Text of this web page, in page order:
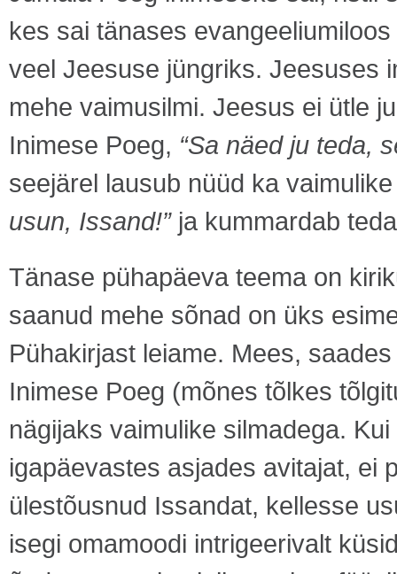
kes sai tänases
veel Jeesuse jüngriks. Jeesuses
mehe vaimusilmi. Jeesus ei ütle
Inimese Poeg, “Sa näed ju teda,
seejärel lausub nüüd ka
usun, Issand!”ja kummardab
Tänase pühapäeva teema on
saanud mehe sõnad on üks
Pühakirjast leiame. Mees,
Inimese Poeg (mõnes tõlkes
nägijaks vaimulike silmadega.
igapäevastes asjades avitajat, ei
ülestõusnud Issandat, kellesse
isegi omamoodi intrigeerivalt